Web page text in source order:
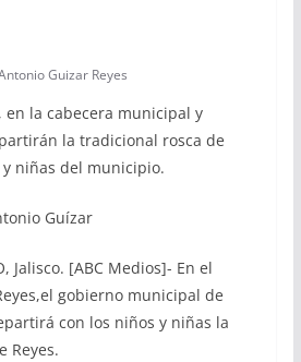
Guizar Reyes
en la cabecera municipal y
la tradicional rosca de
niñas del municipio.
Guízar
Jalisco. [ABC Medios]- En el
gobierno municipal de
con los niños y niñas la
Reyes.